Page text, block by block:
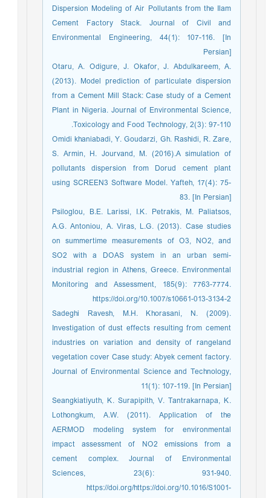
Dispersion Modeling of Air Pollutants from the Ilam
Cement Factory Stack. Journal of Civil and
Environmental Engineering, 44(1): 107-116. [In
Persian]
Otaru, A. Odigure, J. Okafor, J. Abdulkareem, A.
(2013). Model prediction of particulate dispersion
from a Cement Mill Stack: Case study of a Cement
Plant in Nigeria. Journal of Environmental Science,
Toxicology and Food Technology, 2(3): 97-110.
Omidi khaniabadi, Y. Goudarzi, Gh. Rashidi, R. Zare,
S. Armin, H. Jourvand, M. (2016).A simulation of
pollutants dispersion from Dorud cement plant
using SCREEN3 Software Model. Yafteh, 17(4): 75-
83. [In Persian]
Psiloglou, B.E. Larissi, I.K. Petrakis, M. Paliatsos,
A.G. Antoniou, A. Viras, L.G. (2013). Case studies
on summertime measurements of O3, NO2, and
SO2 with a DOAS system in an urban semi-
industrial region in Athens, Greece. Environmental
Monitoring and Assessment, 185(9): 7763-7774.
https://doi.org/10.1007/s10661-013-3134-2
Sadeghi Ravesh, M.H. Khorasani, N. (2009).
Investigation of dust effects resulting from cement
industries on variation and density of rangeland
vegetation cover Case study: Abyek cement factory.
Journal of Environmental Science and Technology,
11(1): 107-119. [In Persian]
Seangkiatiyuth, K. Surapipith, V. Tantrakarnapa, K.
Lothongkum, A.W. (2011). Application of the
AERMOD modeling system for environmental
impact assessment of NO2 emissions from a
cement complex. Journal of Environmental
Sciences, 23(6): 931-940.
https://doi.org/https://doi.org/10.1016/S1001-